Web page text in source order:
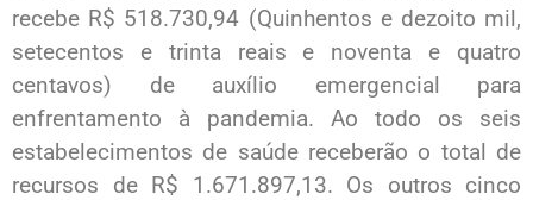
recebe R$ 518.730,94 (Quinhentos e dezoito mil,
setecentos e trinta reais e noventa e quatro
centavos) de auxílio emergencial para
enfrentamento à pandemia. Ao todo os seis
estabelecimentos de saúde receberão o total de
recursos de R$ 1.671.897,13. Os outros cinco